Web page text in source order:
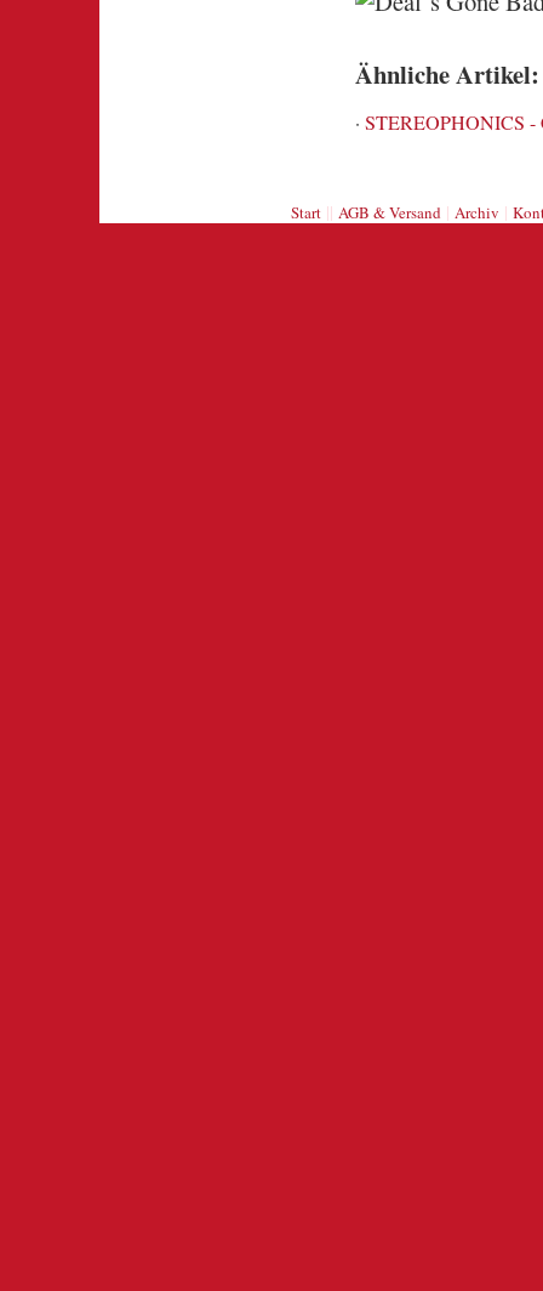
Ähnliche Artikel:
· STEREOPHONICS -
Start|| AGB & Versand| Archiv |